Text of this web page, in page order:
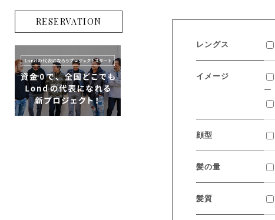
RESERVATION
レングス
イメージ
ー
顔型
髪の量
髪質